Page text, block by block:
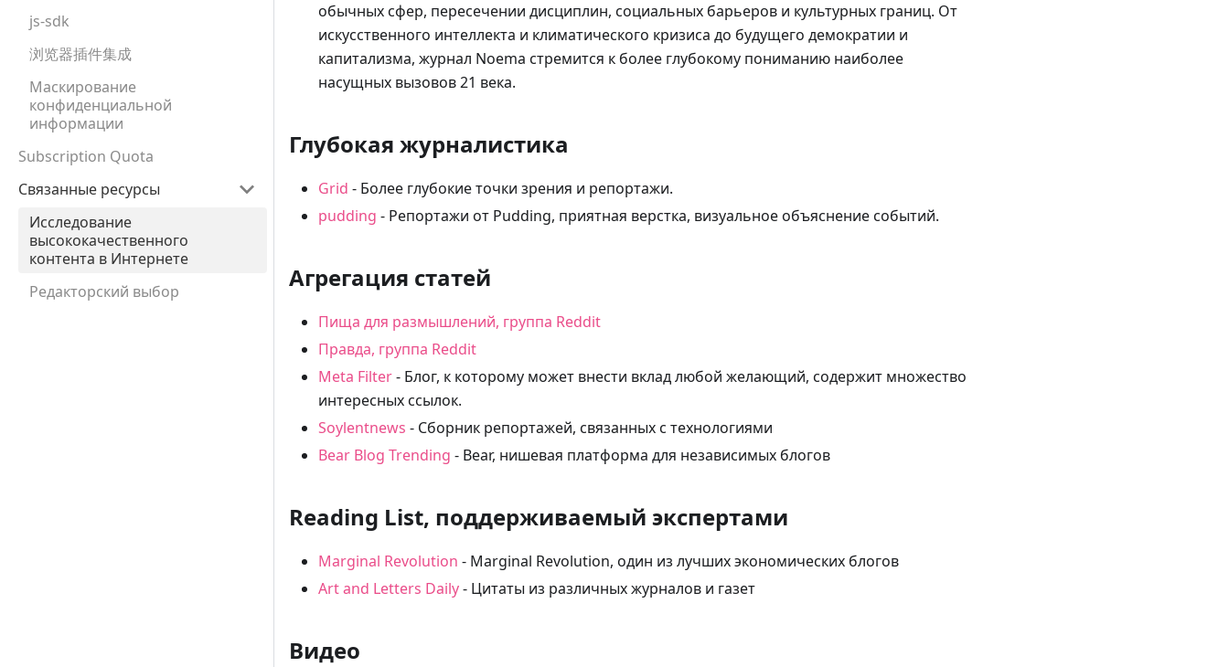
js-sdk
浏览器插件集成
Маскирование
конфиденциальной
информации
Subscription Quota
Связанные ресурсы
Исследование
высококачественного
контента в Интернете
Редакторский выбор
обычных сфер, пересечении дисциплин, социальных барьеров и культурных границ. От
искусственного интеллекта и климатического кризиса до будущего демократии и
капитализма, журнал Noema стремится к более глубокому пониманию наиболее
насущных вызовов 21 века.
Глубокая журналистика
Grid - Более глубокие точки зрения и репортажи.
pudding - Репортажи от Pudding, приятная верстка, визуальное объяснение событий.
Агрегация статей
Пища для размышлений, группа Reddit
Правда, группа Reddit
Meta Filter- Блог, к которому может внести вклад любой желающий, содержит множество
интересных ссылок.
Soylentnews - Сборник репортажей, связанных с технологиями
Bear Blog Trending - Bear, нишевая платформа для независимых блогов
Reading List, поддерживаемый экспертами
Marginal Revolution - Marginal Revolution, один из лучших экономических блогов
Art and Letters Daily- Цитаты из различных журналов и газет
Видео